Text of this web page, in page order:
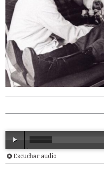
00:00/
Escuchar audio